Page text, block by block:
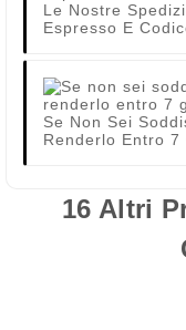
Le Nostre
Espresso E
Se Non Sei
Renderlo Entro
16 Altri